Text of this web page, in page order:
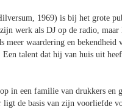
1969) is bij het grote
werk als DJ op de radio,
meer waardering en bekendheid
Een talent dat hij van huis uit
in een familie van drukkers en
ligt de basis van zijn voorliefde